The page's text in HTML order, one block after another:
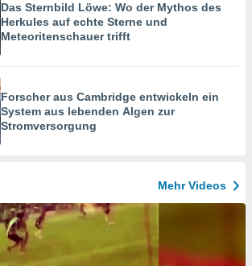
Das Sternbild Löwe: Wo der Mythos des
Herkules auf echte Sterne und
Meteoritenschauer trifft
Forscher aus Cambridge entwickeln ein
System aus lebenden Algen zur
Stromversorgung
Mehr Videos